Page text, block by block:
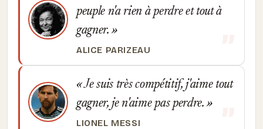
peuple n'a rien à perdre et tout à
gagner.
ALICE PARIZEAU
Je suis très compétitif, j'aime tout
gagner, je n'aime pas perdre.
LIONEL MESSI